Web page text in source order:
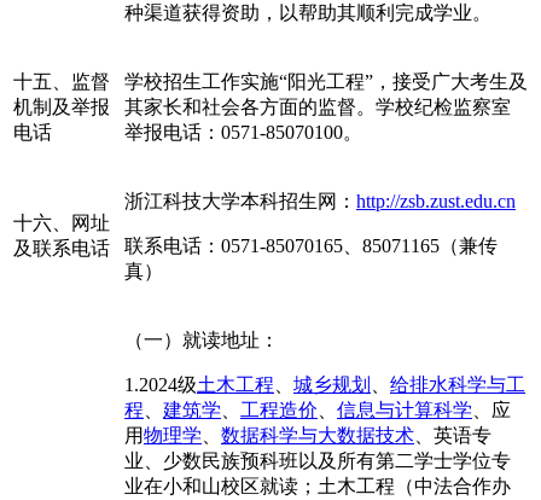
种渠道获得资助，以帮助其顺利完成学业。
十五、监督
机制及举报
电话
学校招生工作实施“阳光工程”，接受广大考生及
其家长和社会各方面的监督。学校纪检监察室
举报电话：0571-85070100。
十六、网址
及联系电话
浙江科技大学本科招生网： http://zsb.zust.edu.cn
联系电话：0571-85070165、85071165（兼传
真）
（一）就读地址：
1.2024级土木工程 城乡规划
给排水科学与工
程
建筑学 工程造价 信息与计算科学 、应
用物理学 数据科学与大数据技术 、英语专
业、少数民族预科班以及所有第二学士学位专
业在小和山校区就读；土木工程（中法合作办